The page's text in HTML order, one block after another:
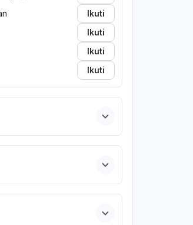
Ikuti
Ikuti
Ikuti
Ikuti